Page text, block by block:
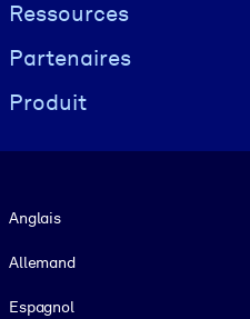
Ressources
Partenaires
Produit
Anglais
Allemand
Espagnol